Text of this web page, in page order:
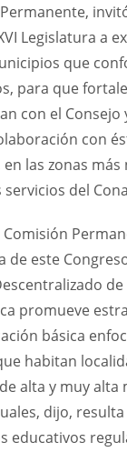
Legislatura a
que
para que
con el Consejo
con
las zonas más
del
de este
de
promueve
básica
habitan
alta y muy alta
dijo,
educativos